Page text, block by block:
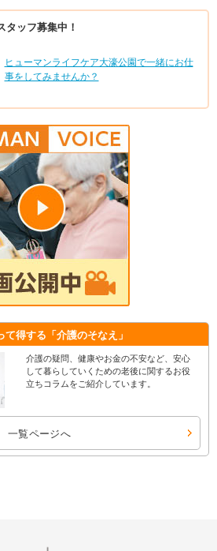
タッフ募集中！
ヒューマンライフケア大濠公園で一緒にお仕
事をしてみませんか？
て得する 「介護のそなえ」
介護の疑問、健康やお金の不安など、安心
して暮らしていくための老後に関するお役
立ちコラムをご紹介しています。
一覧ページへ